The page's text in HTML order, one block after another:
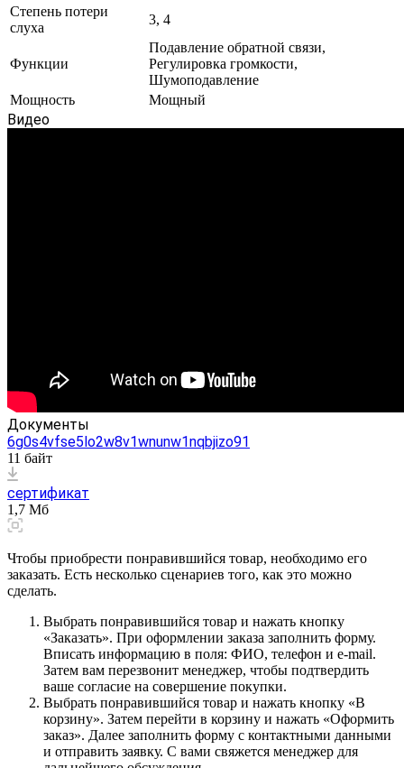
Степень потери
слуха
3, 4
Функции
Подавление обратной связи,
Регулировка громкости,
Шумоподавление
Мощность
Мощный
Видео
Документы
6g0s4vfse5lo2w8v1wnunw1nqbjizo91
11 байт
сертификат
1,7 Мб
Чтобы приобрести понравившийся товар, необходимо его
заказать. Есть несколько сценариев того, как это можно
сделать.
Выбрать понравившийся товар и нажать кнопку
«Заказать». При оформлении заказа заполнить форму.
Вписать информацию в поля: ФИО, телефон и e-mail.
Затем вам перезвонит менеджер, чтобы подтвердить
ваше согласие на совершение покупки.
Выбрать понравившийся товар и нажать кнопку «В
корзину». Затем перейти в корзину и нажать «Оформить
заказ». Далее заполнить форму с контактными данными
и отправить заявку. С вами свяжется менеджер для